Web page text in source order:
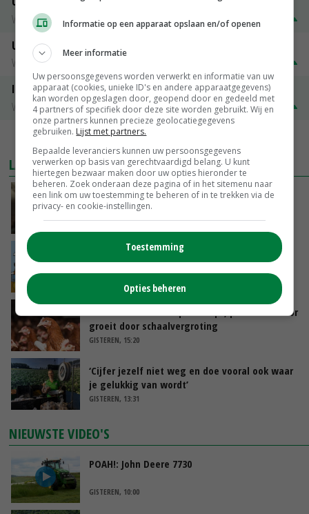
Vleesvarkens
€ 1,32 € 0,10
Uitbetaalprijs Van Rooi Meat
Vleesvarkens
ISN prijs Frankrijk
Vleesvarkens
€ 1,78 € 0,06
MEER MARKTPRIJZEN
LAATSTE NIEUWS
‘Samenwerking A-ware en Amalthea gaat
zorgen voor meer balans’
GISTEREN, 16:01
Internationale vraag naar geitenzuivel blijft
groot: Nederland in Europese top
Vlaamse varkensstapel krimpt, pluimveesector
groeit door schaalvergroting
GISTEREN, 15:20
‘Cijfer jezelf niet weg en doe vooral ook waar
je gelukkig van wordt’
GISTEREN, 13:31
NIEUWSTE VIDEO'S
POAH!: John Deere 7730
GISTEREN, 10:00
Informatie op een apparaat opslaan en/of openen
Meer informatie
Uw persoonsgegevens worden verwerkt en informatie van uw
apparaat (cookies, unieke ID's en andere apparaatgegevens)
kan worden opgeslagen door, geopend door en gedeeld met
4 partners of specifiek door deze site worden gebruikt. Wij en
onze partners kunnen precieze geolocatiegegevens
gebruiken. Lijst met partners.
Bepaalde leveranciers kunnen uw persoonsgegevens
verwerken op basis van gerechtvaardigd belang. U kunt
hiertegen bezwaar maken door uw opties hieronder te
beheren. Zoek onderaan deze pagina of in het sitemenu naar
een link om uw toestemming te beheren of in te trekken via de
privacy- en cookie-instellingen.
Toestemming
Opties beheren